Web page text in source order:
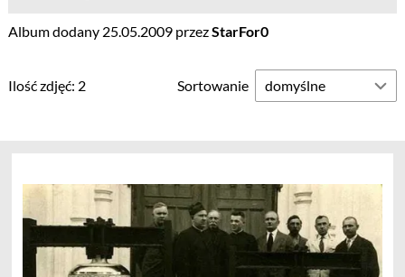
Album dodany 25.05.2009 przezStarFor0
Ilość zdjęć: 2 Sortowanie